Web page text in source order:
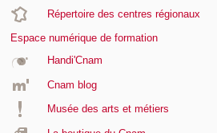
Répertoire des centres régionaux
Espace numérique de formation
Handi'Cnam
Cnam blog
Musée des arts et métiers